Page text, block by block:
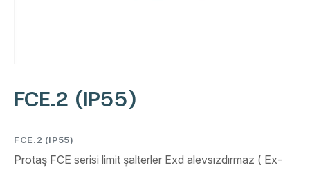
FCE.2 (IP55)
FCE.2 (IP55)
Protaş FCE serisi limit şalterler Exd alevsızdırmaz ( Ex-